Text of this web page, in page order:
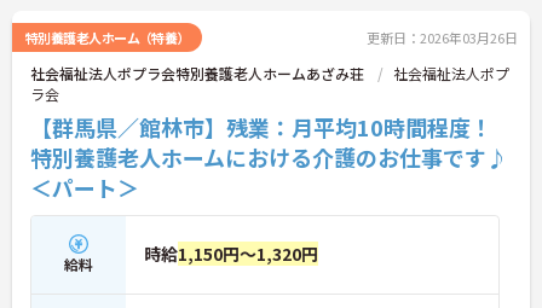
細をお話致しますのでお気軽にご相談ください。
特別養護老人ホーム（特養） 更新日：2026年03月26日
社会福祉法人ポプラ会特別養護老人ホームあざみ荘
社会福祉法人ポプ
ラ会
【群馬県／館林市】残業：月平均10時間程度！
特別養護老人ホームにおける介護のお仕事です♪
＜パート＞
給料 時給1,150円～1,320円